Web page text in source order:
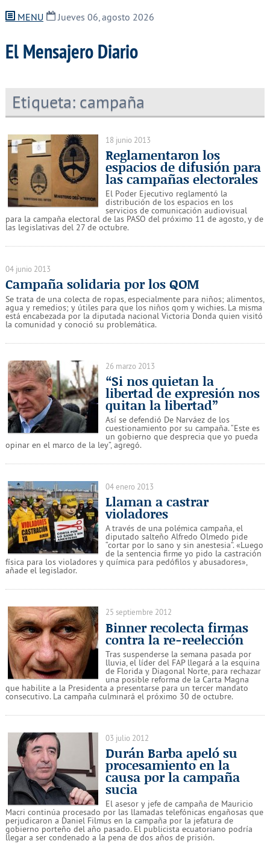
MENU Jueves 06, agosto 2026
El Mensajero Diario
Etiqueta: campaña
18 junio 2013
Reglamentaron los
espacios de difusión para
las campañas electorales
El Poder Ejecutivo reglamentó la
distribución de los espacios en los
servicios de comunicación audiovisual
para la campaña electoral de las PASO del próximo 11 de agosto, y de
las legislativas del 27 de octubre.
04 junio 2013
Campaña solidaria por los QOM
Se trata de una colecta de ropas, especialmente para niños; alimentos,
agua y remedios; y útiles para que los niños qom y wichies. La misma
está encabezada por la diputada nacional Victoria Donda quien visitó
la comunidad y conoció su problemática.
26 marzo 2013
“Si nos quietan la
libertad de expresión nos
quitan la libertad”
Así se defendió De Narváez de los
cuestionamiento por su campaña. “Este es
un gobierno que desprecia que yo pueda
opinar en el marco de la ley”, agregó.
04 enero 2013
Llaman a castrar
violadores
A través de una polémica campaña, el
diputado salteño Alfredo Olmedo pide
“cortar por lo sano y sin anestesia”. «Luego
de la sentencia firme yo pido la castración
física para los violadores y química para pedófilos y abusadores»,
añade el legislador.
25 septiembre 2012
Binner recolecta firmas
contra la re-reelección
Tras suspenderse la semana pasada por
lluvia, el líder del FAP llegará a la esquina
de Florida y Diagonal Norte, para rechazar
una posible reforma de la Carta Magna
que habilite a la Presidenta a presentarse para un tercer mandato
consecutivo. La campaña culminará el próximo 30 de octubre.
03 julio 2012
Durán Barba apeló su
procesamiento en la
causa por la campaña
sucia
El asesor y jefe de campaña de Mauricio
Macri continúa procesado por las llamadas telefónicas engañosas que
perjudicaron a Daniel Filmus en la campaña por la jefatura de
gobierno porteño del año pasado. El publicista ecuatoriano podría
llegar a ser condenado a la pena de dos años de prisión.